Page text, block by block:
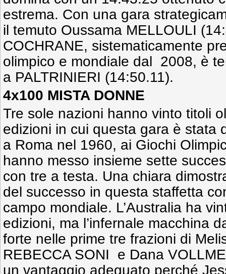
estrema. Con una gara
il temuto Oussama MELLOULI
COCHRANE, sistematicamente
olimpico e mondiale dal 2008, è
a PALTRINIERI (14:50.11).
4x100 MISTA DONNE
Tre sole nazioni hanno vinto titoli
edizioni in cui questa gara è stata
a Roma nel 1960, ai Giochi
hanno messo insieme sette
con tre a testa. Una chiara
del successo in questa staffetta
campo mondiale. L’Australia ha
edizioni, ma l’infernale macchina
forte nelle prime tre frazioni di
REBECCA SONI e Dana
un vantaggio adeguato perché